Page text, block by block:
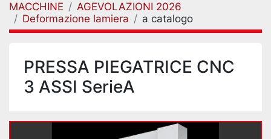
MACCHINE
AGEVOLAZIONI 2026
Deformazione lamiera
a catalogo
PRESSA PIEGATRICE CNC
3 ASSI SerieA